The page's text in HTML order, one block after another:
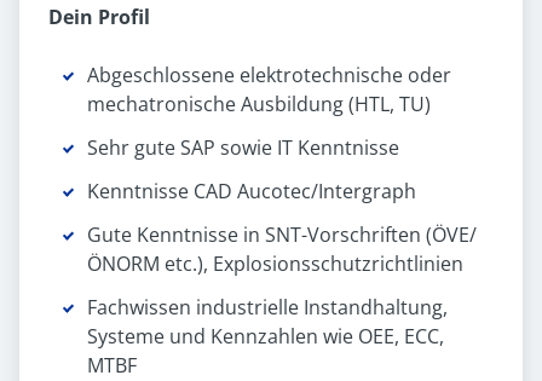
Dein Profil
Abgeschlossene elektrotechnische oder
mechatronische Ausbildung (HTL, TU)
Sehr gute SAP sowie IT Kenntnisse
Kenntnisse CAD Aucotec/Intergraph
Gute Kenntnisse in SNT-Vorschriften (ÖVE/
ÖNORM etc.), Explosionsschutzrichtlinien
Fachwissen industrielle Instandhaltung,
Systeme und Kennzahlen wie OEE, ECC,
MTBF